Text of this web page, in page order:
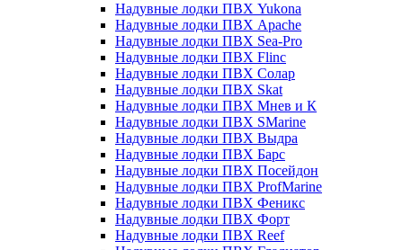
Надувные лодки ПВХ Yukona
Надувные лодки ПВХ Apache
Надувные лодки ПВХ Sea-Pro
Надувные лодки ПВХ Flinc
Надувные лодки ПВХ Солар
Надувные лодки ПВХ Skat
Надувные лодки ПВХ Мнев и К
Надувные лодки ПВХ SMarine
Надувные лодки ПВХ Выдра
Надувные лодки ПВХ Барс
Надувные лодки ПВХ Посейдон
Надувные лодки ПВХ ProfMarine
Надувные лодки ПВХ Феникс
Надувные лодки ПВХ Форт
Надувные лодки ПВХ Reef